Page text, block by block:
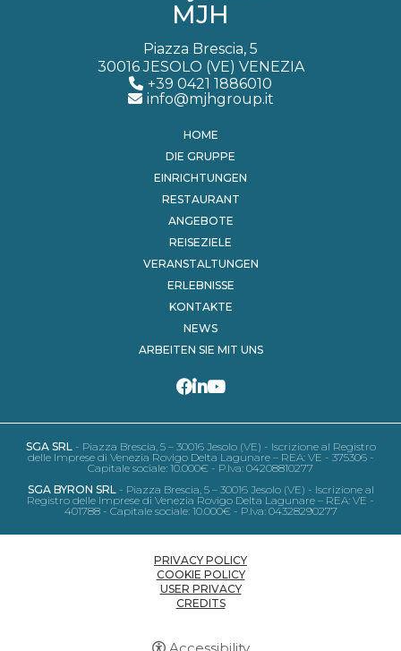
MJH
Piazza Brescia, 5
30016 JESOLO (VE) VENEZIA
+39 0421 1886010
info@mjhgroup.it
HOME
DIE GRUPPE
EINRICHTUNGEN
RESTAURANT
ANGEBOTE
REISEZIELE
VERANSTALTUNGEN
ERLEBNISSE
KONTAKTE
NEWS
ARBEITEN SIE MIT UNS
SGA SRL - Piazza Brescia, 5 – 30016 Jesolo (VE) - Iscrizione al Registro
delle Imprese di Venezia Rovigo Delta Lagunare – REA: VE - 375306 -
Capitale sociale: 10.000€ - P.Iva: 04208810277
SGA BYRON SRL - Piazza Brescia, 5 – 30016 Jesolo (VE) - Iscrizione al
Registro delle Imprese di Venezia Rovigo Delta Lagunare – REA: VE -
401788 - Capitale sociale: 10.000€ - P.Iva: 04328290277
PRIVACY POLICY
COOKIE POLICY
USER PRIVACY
CREDITS